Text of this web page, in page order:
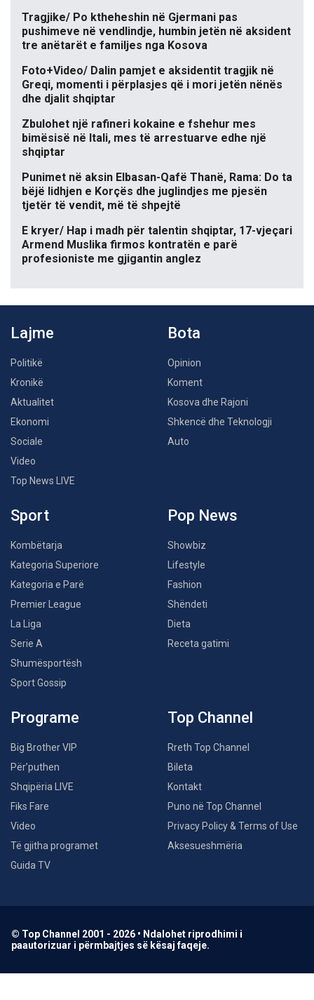
Tragjike/ Po ktheheshin në Gjermani pas
pushimeve në vendlindje, humbin jetën në aksident
tre anëtarët e familjes nga Kosova
Foto+Video/ Dalin pamjet e aksidentit tragjik në
Greqi, momenti i përplasjes që i mori jetën nënës
dhe djalit shqiptar
Zbulohet një rafineri kokaine e fshehur mes
bimësisë në Itali, mes të arrestuarve edhe një
shqiptar
Punimet në aksin Elbasan-Qafë Thanë, Rama: Do ta
bëjë lidhjen e Korçës dhe juglindjes me pjesën
tjetër të vendit, më të shpejtë
E kryer/ Hap i madh për talentin shqiptar, 17-vjeçari
Armend Muslika firmos kontratën e parë
profesioniste me gjigantin anglez
Lajme
Politikë
Kronikë
Aktualitet
Ekonomi
Sociale
Video
Top News LIVE
Bota
Opinion
Koment
Kosova dhe Rajoni
Shkencë dhe Teknologji
Auto
Sport
Kombëtarja
Kategoria Superiore
Kategoria e Parë
Premier League
La Liga
Serie A
Shumësportësh
Sport Gossip
Pop News
Showbiz
Lifestyle
Fashion
Shëndeti
Dieta
Receta gatimi
Programe
Big Brother VIP
Për’puthen
Shqipëria LIVE
Fiks Fare
Video
Të gjitha programet
Guida TV
Top Channel
Rreth Top Channel
Bileta
Kontakt
Puno në Top Channel
Privacy Policy & Terms of Use
Aksesueshmëria
© Top Channel 2001 - 2026 • Ndalohet riprodhimi i
paautorizuar i përmbajtjes së kësaj faqeje.